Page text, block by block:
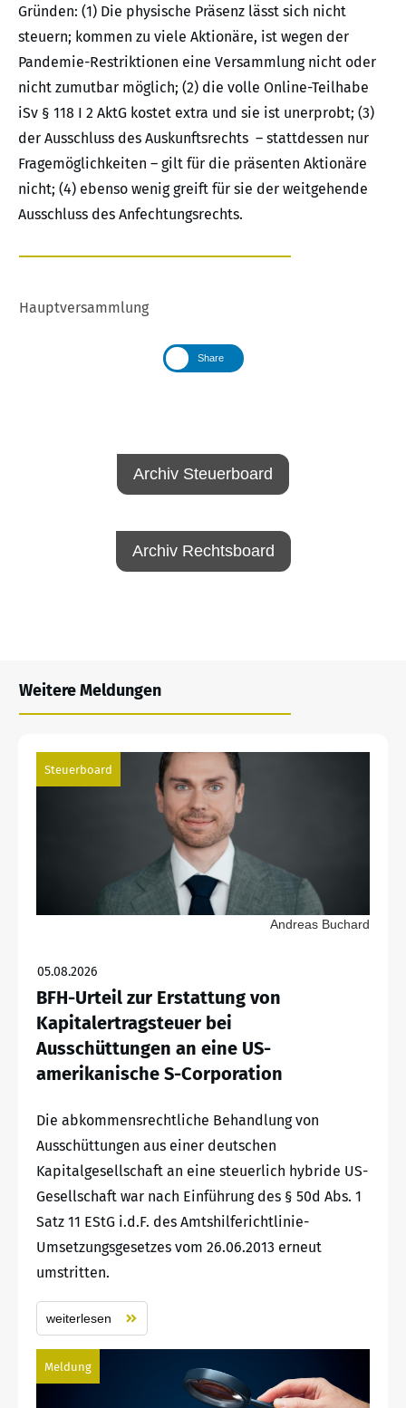
Gründen: (1) Die physische Präsenz lässt sich nicht
steuern; kommen zu viele Aktionäre, ist wegen der
Pandemie-Restriktionen eine Versammlung nicht oder
nicht zumutbar möglich; (2) die volle Online-Teilhabe
iSv § 118 I 2 AktG kostet extra und sie ist unerprobt; (3)
der Ausschluss des Auskunftsrechts – stattdessen nur
Fragemöglichkeiten – gilt für die präsenten Aktionäre
nicht; (4) ebenso wenig greift für sie der weitgehende
Ausschluss des Anfechtungsrechts.
Hauptversammlung
Share
Archiv Steuerboard
Archiv Rechtsboard
Weitere Meldungen
Steuerboard
Andreas Buchard
05.08.2026
BFH-Urteil zur Erstattung von
Kapitalertragsteuer bei
Ausschüttungen an eine US-
amerikanische S-Corporation
Die abkommensrechtliche Behandlung von
Ausschüttungen aus einer deutschen
Kapitalgesellschaft an eine steuerlich hybride US-
Gesellschaft war nach Einführung des § 50d Abs. 1
Satz 11 EStG i.d.F. des Amtshilferichtlinie-
Umsetzungsgesetzes vom 26.06.2013 erneut
umstritten.
weiterlesen
Meldung